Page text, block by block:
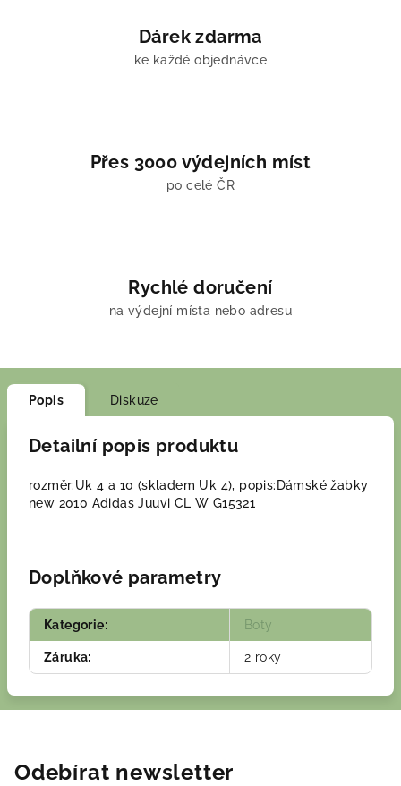
Dárek zdarma
ke každé objednávce
Přes 3000 výdejních míst
po celé ČR
Rychlé doručení
na výdejní místa nebo adresu
Popis Diskuze
Detailní popis produktu
rozměr:Uk 4 a 10 (skladem Uk 4), popis:Dámské žabky
new 2010 Adidas Juuvi CL W G15321
Doplňkové parametry
Kategorie: Boty
Záruka: 2 roky
Odebírat newsletter